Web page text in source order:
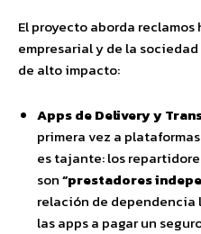
El proyecto aborda
empresarial y de la
de alto impacto:
Apps de Delivery y
primera vez a
es tajante: los
son“prestadores
relación de dependencia
las apps a pagar un